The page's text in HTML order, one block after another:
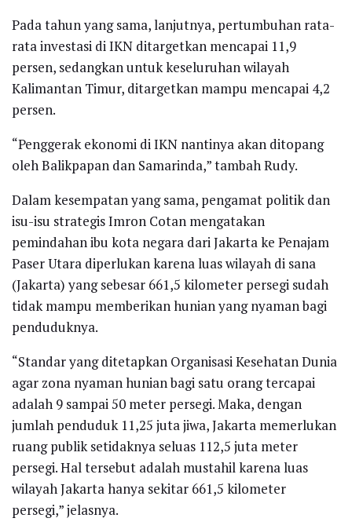
Pada tahun yang sama, lanjutnya, pertumbuhan rata-
rata investasi di IKN ditargetkan mencapai 11,9
persen, sedangkan untuk keseluruhan wilayah
Kalimantan Timur, ditargetkan mampu mencapai 4,2
persen.
“Penggerak ekonomi di IKN nantinya akan ditopang
oleh Balikpapan dan Samarinda,” tambah Rudy.
Dalam kesempatan yang sama, pengamat politik dan
isu-isu strategis Imron Cotan mengatakan
pemindahan ibu kota negara dari Jakarta ke Penajam
Paser Utara diperlukan karena luas wilayah di sana
(Jakarta) yang sebesar 661,5 kilometer persegi sudah
tidak mampu memberikan hunian yang nyaman bagi
penduduknya.
“Standar yang ditetapkan Organisasi Kesehatan Dunia
agar zona nyaman hunian bagi satu orang tercapai
adalah 9 sampai 50 meter persegi. Maka, dengan
jumlah penduduk 11,25 juta jiwa, Jakarta memerlukan
ruang publik setidaknya seluas 112,5 juta meter
persegi. Hal tersebut adalah mustahil karena luas
wilayah Jakarta hanya sekitar 661,5 kilometer
persegi,” jelasnya.